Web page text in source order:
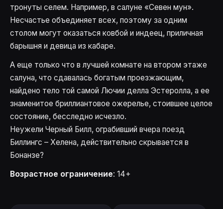
тронуты селем. Например, в салуне «Севен мун».
Несчастье объединяет всех, поэтому за одним
столом могут оказаться ковбой и индеец, приличная
барышня и девица из кабаре.
А еще только что в лучшей комнате на втором этаже
салуна, что сдавалась богатым проезжающим,
найдено тело той самой Лючии делла Эстеролла, а ее
знаменитое бриллиантовое ожерелье, стоившее целое
состояние, бесследно исчезло.
Неужели Черный Билл, ограбивший вчера поезд
Биллингс – Хелена, действительно скрывается в
Бонанзе?
Возрастное ограничение: 14+